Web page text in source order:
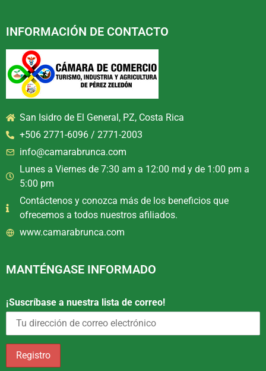
INFORMACIÓN DE CONTACTO
San Isidro de El General, PZ, Costa Rica
+506 2771-6096 / 2771-2003
info@camarabrunca.com
Lunes a Viernes de 7:30 am a 12:00 md y de 1:00 pm a
5:00 pm
Contáctenos y conozca más de los beneficios que
ofrecemos a todos nuestros afiliados.
www.camarabrunca.com
MANTÉNGASE INFORMADO
¡Suscríbase a nuestra lista de correo!